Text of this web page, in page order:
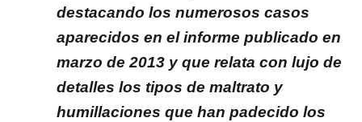
destacando los numerosos casos
aparecidos en el informe publicado en
marzo de 2013 y que relata con lujo de
detalles los tipos de maltrato y
humillaciones que han padecido los